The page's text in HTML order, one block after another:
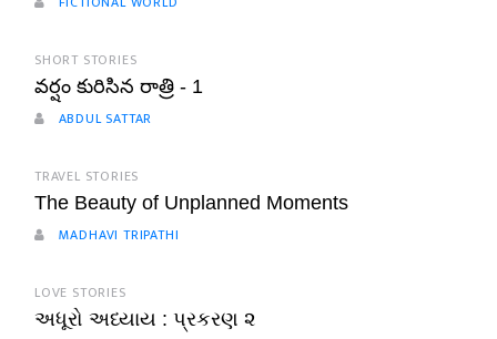
SHORT STORIES
వర్షం కురిసిన రాత్రి - 1
ABDUL SATTAR
TRAVEL STORIES
The Beauty of Unplanned Moments
MADHAVI TRIPATHI
LOVE STORIES
અધૂરો અધ્યાય : પ્રકરણ ૨